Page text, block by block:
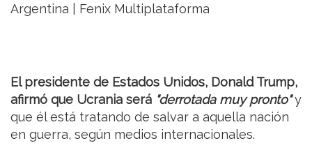
Argentina | Fenix Multiplataforma
El presidente de Estados Unidos, Donald Trump,
afirmó que Ucrania será "derrotada muy pronto"y
que él está tratando de salvar a aquella nación
en guerra, según medios internacionales.